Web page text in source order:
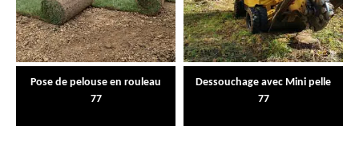
Pose de pelouse en rouleau
77
Dessouchage avec Mini pelle
77